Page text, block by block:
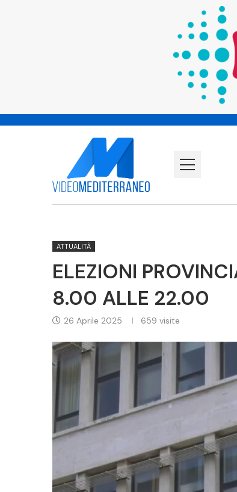
ATTUALITÀ
ELEZIONI
8.00 ALLE 22.00
26 Aprile 2025 659 visite